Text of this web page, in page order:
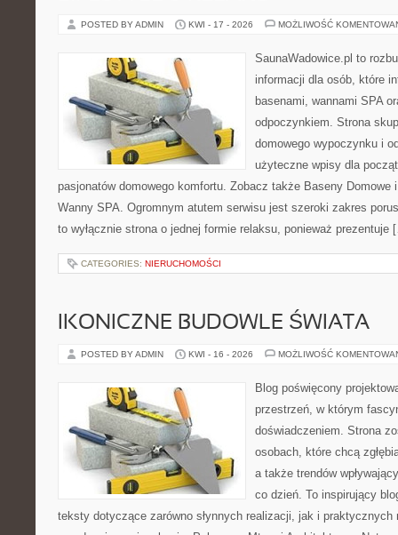
POSTED BY ADMIN KWI - 17 - 2026 MOŻLIWOŚĆ
SaunaWadowice.pl to
informacji dla osób, które
basenami, wannami SPA
odpoczynkiem. Strona
domowego wypoczynku i
użyteczne wpisy dla
pasjonatów domowego komfortu. Zobacz także Baseny Domowe
Wanny SPA. Ogromnym atutem serwisu jest szeroki zakres
to wyłącznie strona o jednej formie relaksu, ponieważ prezentuje
CATEGORIES: NIERUCHOMOŚCI
IKONICZNE BUDOWLE ŚWIATA
POSTED BY ADMIN KWI - 16 - 2026 MOŻLIWOŚĆ
Blog poświęcony
przestrzeń, w którym
doświadczeniem. Strona
osobach, które chcą
a także trendów
co dzień. To inspirujący
teksty dotyczące zarówno słynnych realizacji, jak i praktycznych